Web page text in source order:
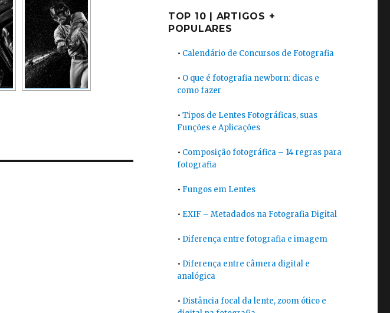
TOP 10 | ARTIGOS +
POPULARES
• Calendário de Concursos de Fotografia
• O que é fotografia newborn: dicas e
como fazer
• Tipos de Lentes Fotográficas, suas
Funções e Aplicações
• Composição fotográfica – 14 regras para
fotografia
• Fungos em Lentes
• EXIF – Metadados na Fotografia Digital
• Diferença entre fotografia e imagem
• Diferença entre câmera digital e
analógica
• Distância focal da lente, zoom ótico e